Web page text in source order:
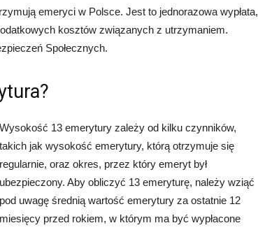
emeryci w Polsce. Jest to jednorazowa wypłata,
kosztów związanych z utrzymaniem.
Społecznych.
Wysokość 13 emerytury zależy od kilku czynników,
takich jak wysokość emerytury, którą otrzymuje się
regularnie, oraz okres, przez który emeryt był
ubezpieczony. Aby obliczyć 13 emeryturę, należy wziąć
pod uwagę średnią wartość emerytury za ostatnie 12
miesięcy przed rokiem, w którym ma być wypłacone